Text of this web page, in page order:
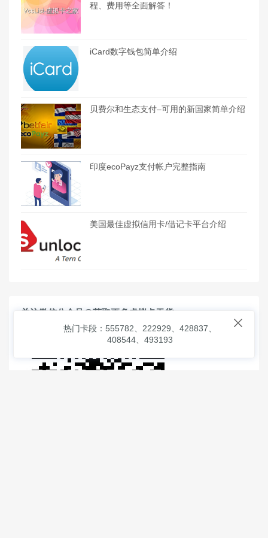
程、费用等全面解答！
iCard数字钱包简单介绍
贝费尔和生态支付–可用的新国家简单介绍
印度ecoPayz支付帐户完整指南
美国最佳虚拟信用卡/借记卡平台介绍
关注微信公众号@获取更多虚拟卡干货

热门卡段：555782、222929、428837、
408544、493193